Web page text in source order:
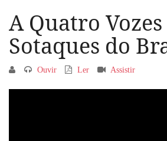
A Quatro Vozes
Sotaques do
Ouvir Ler Assistir